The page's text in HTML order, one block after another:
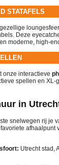
STATAFELS
Deze
moderne, high-
onze interactieve
spellen en
in
snelwegen rij je
Utrecht stad,